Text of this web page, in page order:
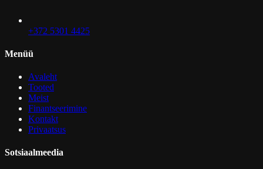
+372 5301 4425
Menüü
Avaleht
Tooted
Meist
Finantseerimine
Kontakt
Privaatsus
Sotsiaalmeedia